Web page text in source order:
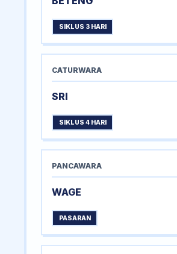
SIKLUS 3 HARI
CATURWARA
SRI
SIKLUS 4 HARI
PANCAWARA
WAGE
PASARAN